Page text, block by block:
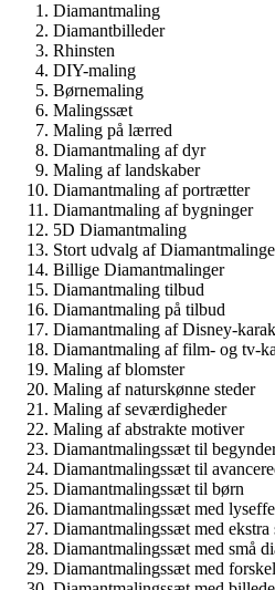
Diamantmaling
Diamantbilleder
Rhinsten
DIY-maling
Børnemaling
Malingssæt
Maling på lærred
Diamantmaling af dyr
Maling af landskaber
Diamantmaling af portrætter
Diamantmaling af bygninger
5D Diamantmaling
Stort udvalg af
Billige Diamantmalinger
Diamantmaling tilbud
Diamantmaling på tilbud
Diamantmaling af Disney-
Diamantmaling af film- og tv-
Maling af blomster
Maling af naturskønne steder
Maling af seværdigheder
Maling af abstrakte motiver
Diamantmalingssæt til
Diamantmalingssæt til
Diamantmalingssæt til børn
Diamantmalingssæt med
Diamantmalingssæt med ekstra
Diamantmalingssæt med små
Diamantmalingssæt med